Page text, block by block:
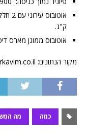
ק"ג.
אוטובוס ממוגן מארס דיפנדר:
מקור הנתונים: http://www.merkavim.co.il/
כמה מה